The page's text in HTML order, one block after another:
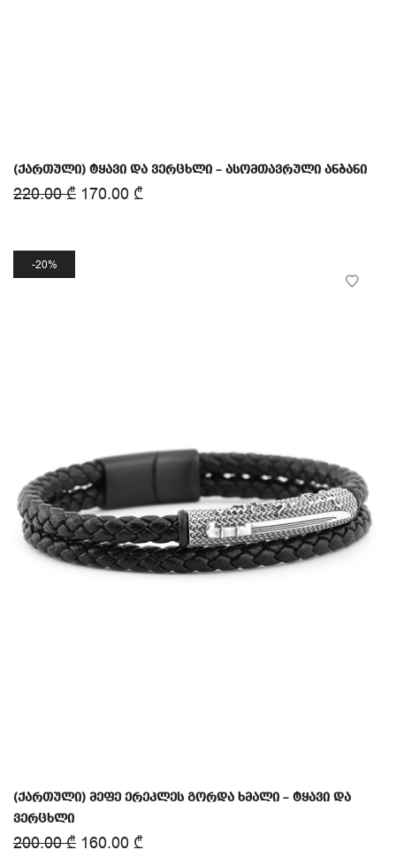
(ქართული) ტყავი და ვერცხლი – ასომთავრული ანბანი
220.00₾ 170.00 ₾
20%
(ქართული) მეფე ერეკლეს გორდა ხმალი – ტყავი და
ვერცხლი
200.00₾ 160.00 ₾